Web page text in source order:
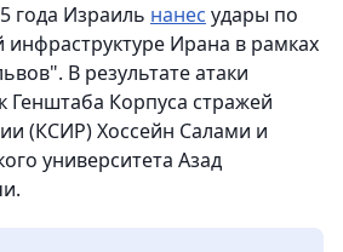
года Израиль нанес удары по
Ирана в рамках
В результате атаки
Генштаба Корпуса стражей
(КСИР) Хоссейн Салами и
университета Азад